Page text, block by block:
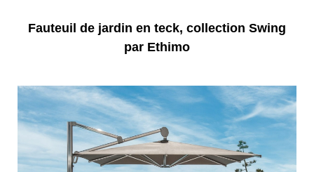
Fauteuil de jardin en teck, collection Swing
par Ethimo